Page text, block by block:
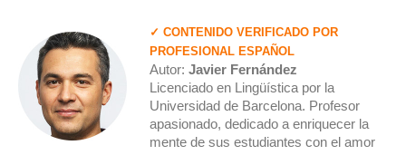
✓ CONTENIDO VERIFICADO POR
PROFESIONAL ESPAÑOL
Autor: Javier Fernández
Licenciado en Lingüística por la
Universidad de Barcelona. Profesor
apasionado, dedicado a enriquecer la
mente de sus estudiantes con el amor